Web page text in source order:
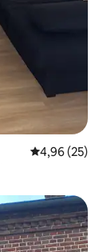
Évaluation
4,96 (25)